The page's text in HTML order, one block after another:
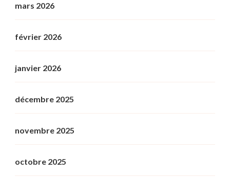
mars 2026
février 2026
janvier 2026
décembre 2025
novembre 2025
octobre 2025